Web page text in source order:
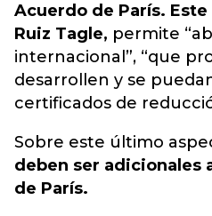
Acuerdo de París.
Ruiz Tagle, permite
internacional”, “que
desarrollen y se
certificados de
Sobre este último
deben ser adicionales
de París.